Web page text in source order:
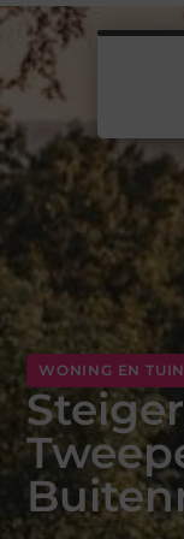
WONING EN TUIN